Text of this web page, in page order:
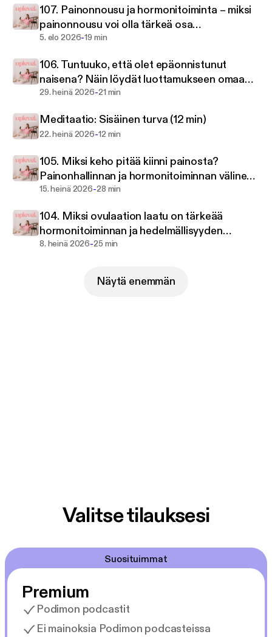
Otetaan terveys omiin käsiimme ja luodaan matkalla
unelmiemme elämä! ✨
107. Painonnousu ja hormonitoiminta – miksi
painonnousu voi olla tärkeä osa
hormonitoiminnan tasapainottamista
5. elo 2026-19 min
106. Tuntuuko, että olet epäonnistunut
naisena? Näin löydät luottamukseen omaa
kehoasi kohtaan ❤️
29. heinä 2026-21 min
Meditaatio: Sisäinen turva (12 min)
22. heinä 2026-12 min
105. Miksi keho pitää kiinni painosta?
Painonhallinnan ja hormonitoiminnan välinen
yhteys 🧬
15. heinä 2026-28 min
104. Miksi ovulaation laatu on tärkeää
hormonitoiminnan ja hedelmällisyyden
kannalta?
8. heinä 2026-25 min
Näytä enemmän
Valitse tilauksesi
Suosituimmat
Premium
Podimon podcastit
Ei mainoksia Podimon podcasteissa